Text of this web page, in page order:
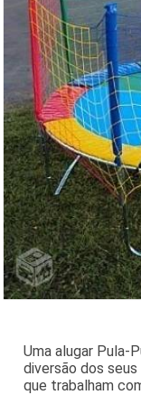
Uma alugar Pula-
diversão dos
que trabalham